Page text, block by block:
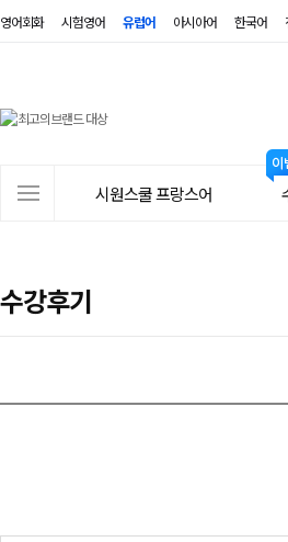
영어회화 시험영어 유럽어 아시아어 한국어
뉴
시원스쿨 프랑스어
수강후기